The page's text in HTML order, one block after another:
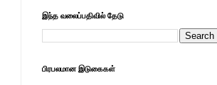
இந்த வலைப்பதிவில் தேடு
பிரபலமான இடுகைகள்